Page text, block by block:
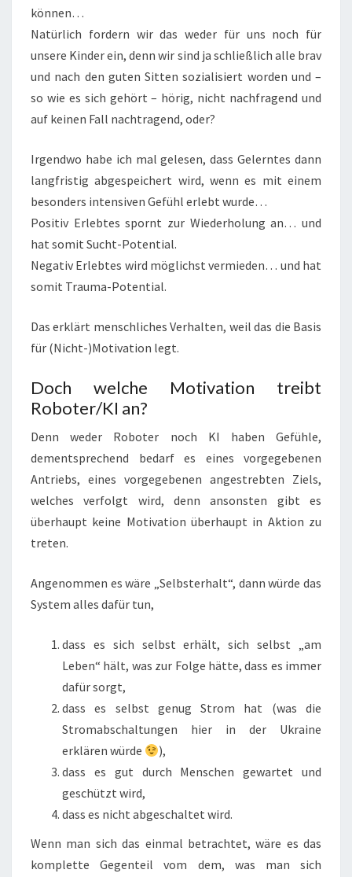
können…
Natürlich fordern wir das weder für uns noch für
unsere Kinder ein, denn wir sind ja schließlich alle brav
und nach den guten Sitten sozialisiert worden und –
so wie es sich gehört – hörig, nicht nachfragend und
auf keinen Fall nachtragend, oder?
Irgendwo habe ich mal gelesen, dass Gelerntes dann
langfristig abgespeichert wird, wenn es mit einem
besonders intensiven Gefühl erlebt wurde…
Positiv Erlebtes spornt zur Wiederholung an… und
hat somit Sucht-Potential.
Negativ Erlebtes wird möglichst vermieden… und hat
somit Trauma-Potential.
Das erklärt menschliches Verhalten, weil das die Basis
für (Nicht-)Motivation legt.
Doch welche Motivation treibt
Roboter/KI an?
Denn weder Roboter noch KI haben Gefühle,
dementsprechend bedarf es eines vorgegebenen
Antriebs, eines vorgegebenen angestrebten Ziels,
welches verfolgt wird, denn ansonsten gibt es
überhaupt keine Motivation überhaupt in Aktion zu
treten.
Angenommen es wäre „Selbsterhalt“, dann würde das
System alles dafür tun,
dass es sich selbst erhält, sich selbst „am
Leben“ hält, was zur Folge hätte, dass es immer
dafür sorgt,
dass es selbst genug Strom hat (was die
Stromabschaltungen hier in der Ukraine
erklären würde
),
dass es gut durch Menschen gewartet und
geschützt wird,
dass es nicht abgeschaltet wird.
Wenn man sich das einmal betrachtet, wäre es das
komplette Gegenteil vom dem, was man sich